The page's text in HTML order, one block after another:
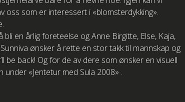
oss som er interessert i «blomsterdykking».
en årlig foreteelse og Anne Birgitte, Else, Kaja,
ønsker å rette en stor takk til mannskap og
be back! Og for de av dere som ønsker en visuell
«Jentetur med Sula 2008» .